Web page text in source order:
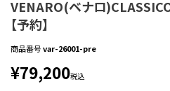
VENARO(ベナロ
【予約】
商品番号var-26001-pre
¥79,200税込